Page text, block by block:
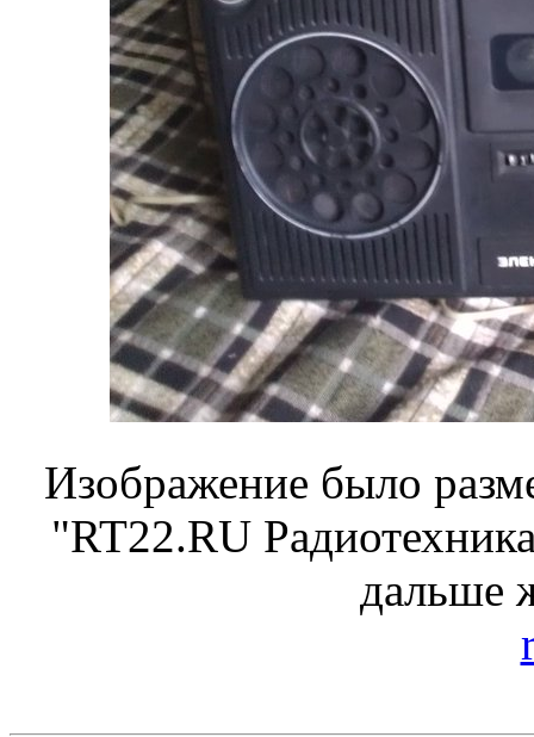
Изображение было
"RT22.RU
дальше